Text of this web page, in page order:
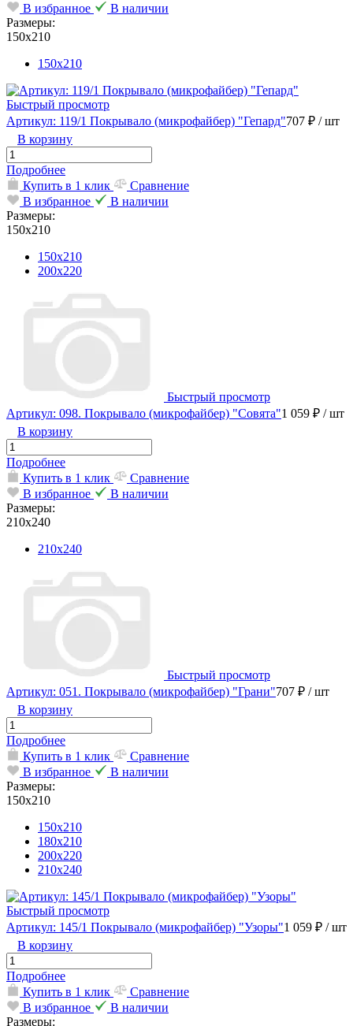
В избранное
В наличии
Размеры:
150х210
150х210
Быстрый просмотр
Артикул: 119/1 Покрывало (микрофайбер) "Гепард"707 ₽ / шт
В корзину
Подробнее
Купить в 1 клик
Сравнение
В избранное
В наличии
Размеры:
150х210
150х210
200х220
Быстрый просмотр
Артикул: 098. Покрывало (микрофайбер) "Совята"1 059 ₽ / шт
В корзину
Подробнее
Купить в 1 клик
Сравнение
В избранное
В наличии
Размеры:
210х240
210х240
Быстрый просмотр
Артикул: 051. Покрывало (микрофайбер) "Грани"707 ₽ / шт
В корзину
Подробнее
Купить в 1 клик
Сравнение
В избранное
В наличии
Размеры:
150х210
150х210
180х210
200х220
210х240
Быстрый просмотр
Артикул: 145/1 Покрывало (микрофайбер) "Узоры"1 059 ₽ / шт
В корзину
Подробнее
Купить в 1 клик
Сравнение
В избранное
В наличии
Размеры: